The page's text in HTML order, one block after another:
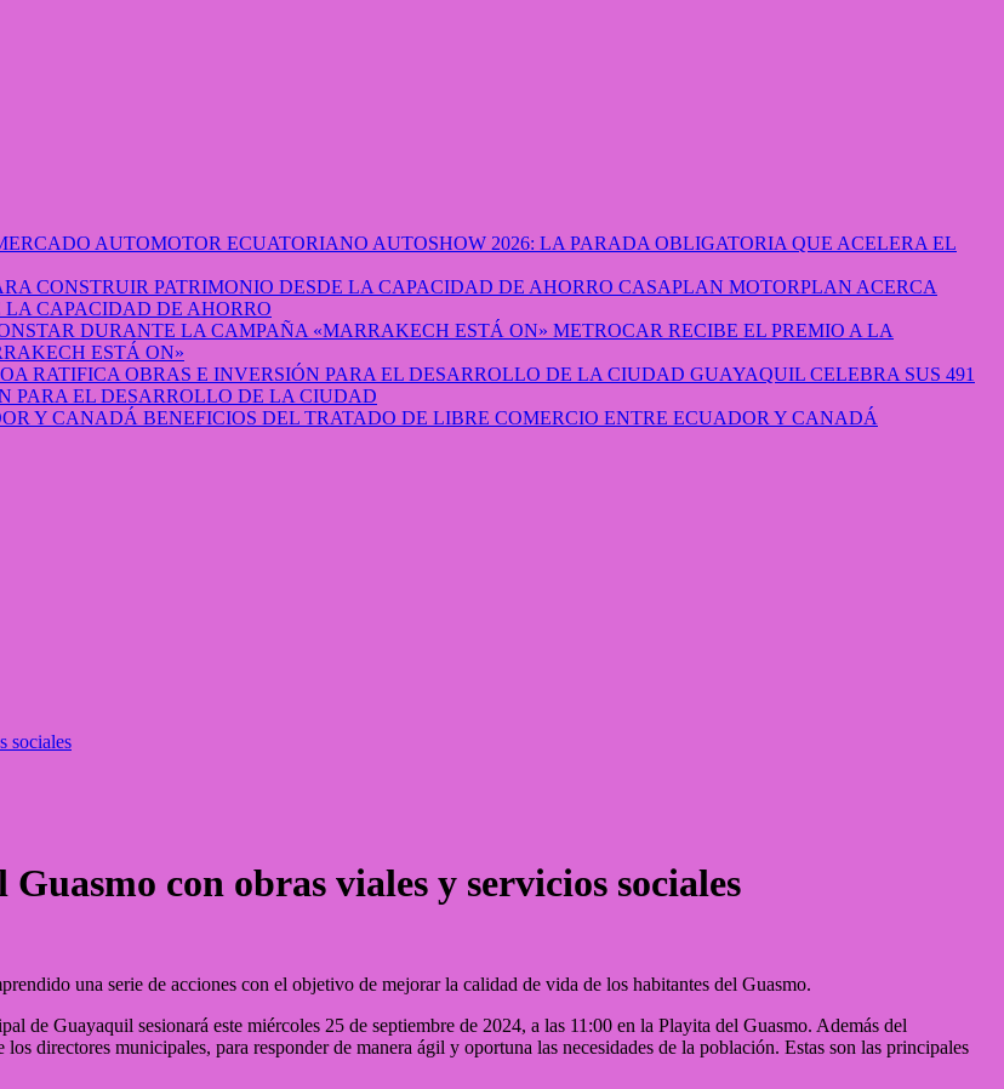
AUTOSHOW 2026: LA PARADA OBLIGATORIA QUE ACELERA EL
CASAPLAN MOTORPLAN ACERCA
LA CAPACIDAD DE AHORRO
METROCAR RECIBE EL PREMIO A LA
ESTÁ ON»
GUAYAQUIL CELEBRA SUS 491
PARA EL DESARROLLO DE LA CIUDAD
BENEFICIOS DEL TRATADO DE LIBRE COMERCIO ENTRE ECUADOR Y CANADÁ
sociales
con obras viales y servicios sociales
una serie de acciones con el objetivo de mejorar la calidad de vida de los habitantes del Guasmo.
de Guayaquil sesionará este miércoles 25 de septiembre de 2024, a las 11:00 en la Playita del Guasmo. Además del
directores municipales, para responder de manera ágil y oportuna las necesidades de la población. Estas son las principales